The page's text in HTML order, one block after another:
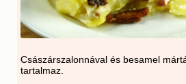
Császárszalonnával és besamel
tartalmaz.